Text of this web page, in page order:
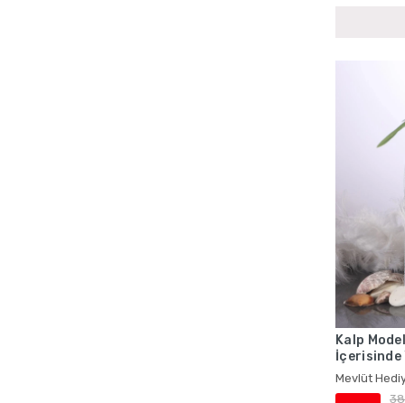
Kalp
İçerisinde
Mevlüt
Mevlüt